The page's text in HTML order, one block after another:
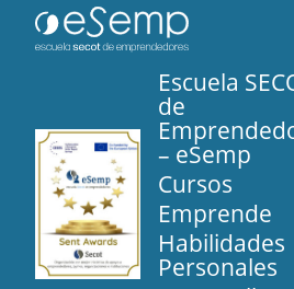
Escuela
de
– eSemp
Cursos
Emprende
Habilidades
Personales